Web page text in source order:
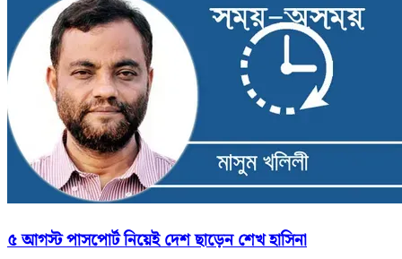
৫ আগস্ট পাসপোর্ট নিয়েই দেশ ছাড়েন শেখ হাসিনা